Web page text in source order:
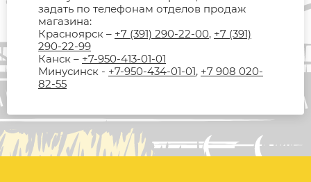
задать по телефонам отделов продаж
магазина:
Красноярск – +7 (391) 290-22-00, +7 (391)
290-22-99
Канск – +7-950-413-01-01
Минусинск - +7-950-434-01-01, +7 908 020-
82-55